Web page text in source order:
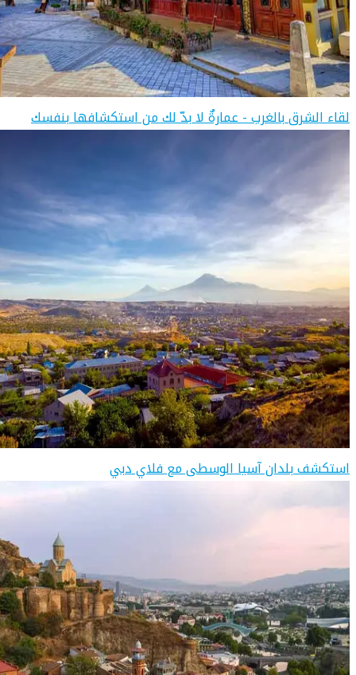
لقاء الشرق بالغرب - عمارةٌ لا بدّ لك من استكشافها بنفسك
استكشف بلدان آسيا الوسطى مع فلاي دبي